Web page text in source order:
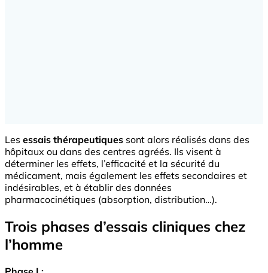
Les essais thérapeutiques sont alors réalisés dans des
hôpitaux ou dans des centres agréés. Ils visent à
déterminer les effets, l’efficacité et la sécurité du
médicament, mais également les effets secondaires et
indésirables, et à établir des données
pharmacocinétiques (absorption, distribution…).
Trois phases d’essais cliniques chez
l’homme